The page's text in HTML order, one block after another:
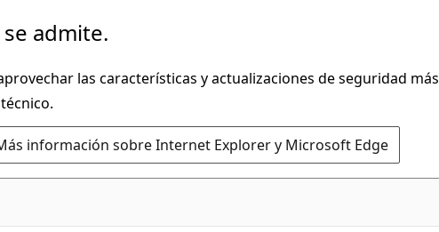
admite.
las características y actualizaciones de seguridad más
información sobre Internet Explorer y Microsoft Edge